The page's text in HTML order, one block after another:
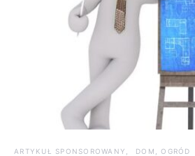
ARTYKUŁ SPONSOROWANY DOM, OGRÓD